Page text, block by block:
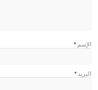
الإسم *
البريد*